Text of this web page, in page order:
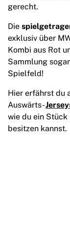
Highlights
Legend-Kollektion
MLS
Alle Fußball-
Top-Teams
Norwegen
Vereinigte Staaten
FC Bayern München
gerecht.
Die
exklusiv über
Kombi aus Rot
Sammlung
Spielfeld!
Hier erfährst du
Auswärts-
wie du ein
besitzen kannst.